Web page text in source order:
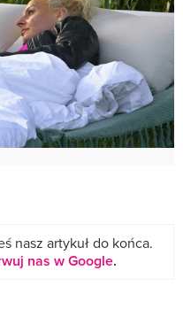
nasz artykuł do końca.
nas w Google.